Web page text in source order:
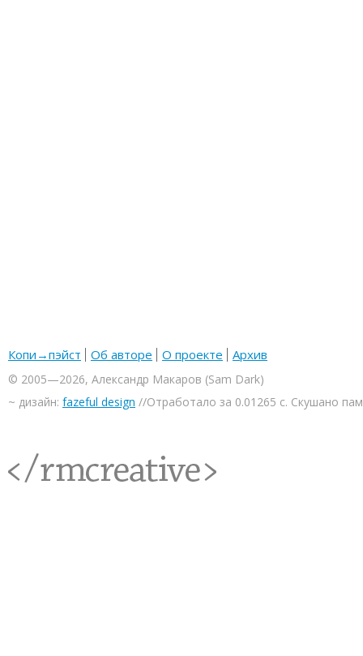
Копи→пэйст Об авторе О проекте Архив
© 2005—2026, Александр Макаров (Sam Dark)
~ дизайн: fazeful design //Отработало за 0.01265 с. Скушано
<rmcreative/>